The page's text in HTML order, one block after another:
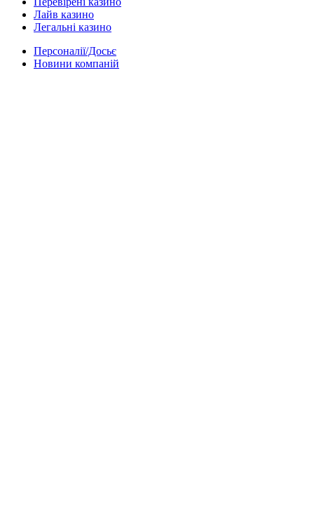
Лайв казино
Легальні казино
Персоналії/Досьє
Новини компаній